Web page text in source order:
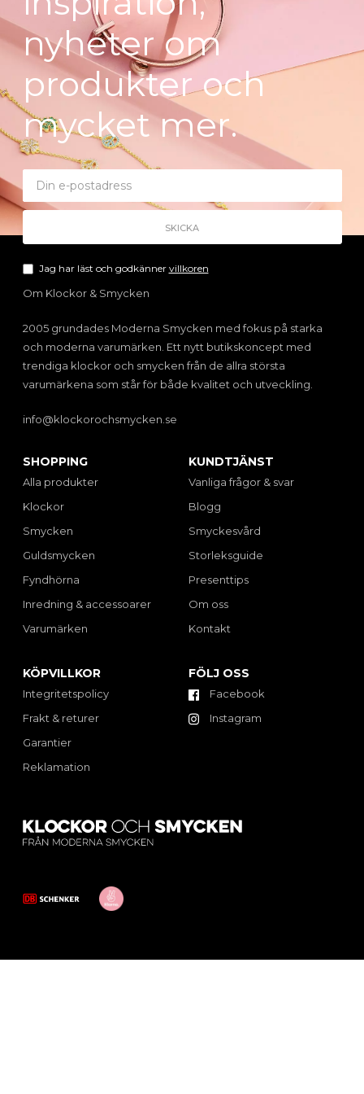
nyheter om
produkter och
mycket mer.
Jag har läst och godkänner villkoren
Om Klockor & Smycken
2005 grundades Moderna Smycken med fokus på starka
och moderna varumärken. Ett nytt butikskoncept med
trendiga klockor och smycken från de allra största
varumärkena som står för både kvalitet och utveckling.
info@klockorochsmycken.se
SHOPPING
Alla produkter
Klockor
Smycken
Guldsmycken
Fyndhörna
Inredning & accessoarer
Varumärken
KUNDTJÄNST
Vanliga frågor & svar
Blogg
Smyckesvård
Storleksguide
Presenttips
Om oss
Kontakt
KÖPVILLKOR
Integritetspolicy
Frakt & returer
Garantier
Reklamation
FÖLJ OSS
Facebook
Instagram